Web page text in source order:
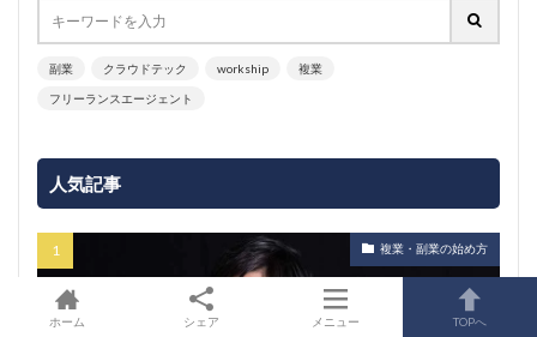
副業 クラウドテック workship 複業
フリーランスエージェント
人気記事
複業・副業の始め方
ホーム シェア メニュー TOPへ